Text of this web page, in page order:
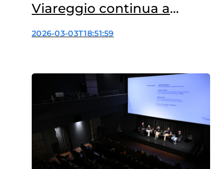
Viareggio continua a
sostenere la ricerca con un
2026-03-03T18:51:59